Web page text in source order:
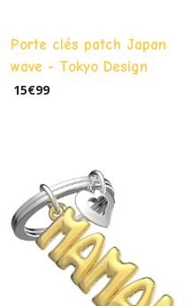
Porte clés patch Japan
wave - Tokyo Design
15€99